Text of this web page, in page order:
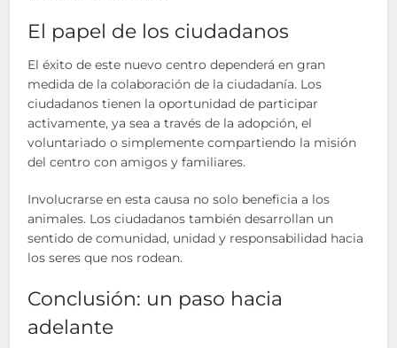
El papel de los ciudadanos
El éxito de este nuevo centro dependerá en gran
medida de la colaboración de la ciudadanía. Los
ciudadanos tienen la oportunidad de participar
activamente, ya sea a través de la adopción, el
voluntariado o simplemente compartiendo la misión
del centro con amigos y familiares.
Involucrarse en esta causa no solo beneficia a los
animales. Los ciudadanos también desarrollan un
sentido de comunidad, unidad y responsabilidad hacia
los seres que nos rodean.
Conclusión: un paso hacia
adelante